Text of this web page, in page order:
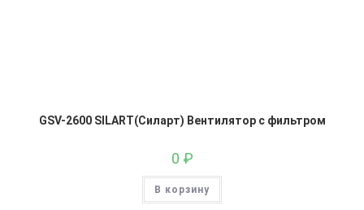
GSV-2600 SILART(Силарт) Вентилятор с фильтром
0 ₽
В корзину